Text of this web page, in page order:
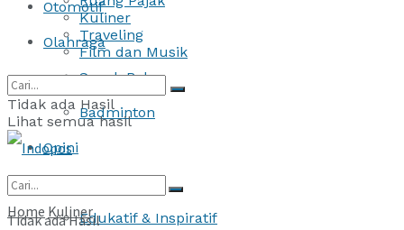
Otomotif
Olahraga
Sepak Bola
Badminton
Opini
Edukatif & Inspiratif
Kuliner
Traveling
Film dan Musik
Tidak ada Hasil
Lihat semua hasil
Tidak ada Hasil
Home Kuliner